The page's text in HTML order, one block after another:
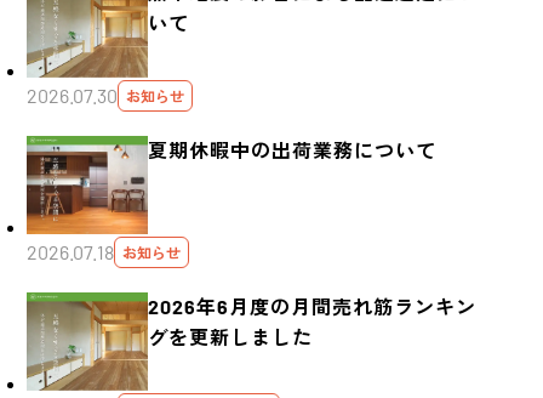
いて
2026.07.30 お知らせ
夏期休暇中の出荷業務について
2026.07.18 お知らせ
2026年6月度の月間売れ筋ランキン
グを更新しました